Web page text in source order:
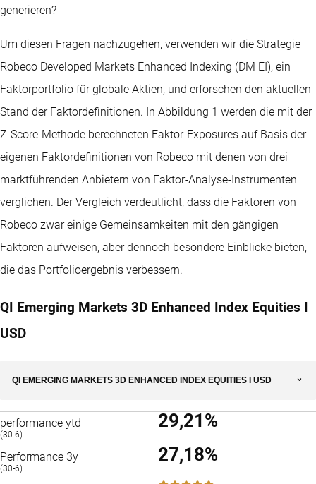
generieren?
Um diesen Fragen nachzugehen, verwenden wir die Strategie
Robeco Developed Markets Enhanced Indexing (DM EI), ein
Faktorportfolio für globale Aktien, und erforschen den aktuellen
Stand der Faktordefinitionen. In Abbildung 1 werden die mit der
Z-Score-Methode berechneten Faktor-Exposures auf Basis der
eigenen Faktordefinitionen von Robeco mit denen von drei
marktführenden Anbietern von Faktor-Analyse-Instrumenten
verglichen. Der Vergleich verdeutlicht, dass die Faktoren von
Robeco zwar einige Gemeinsamkeiten mit den gängigen
Faktoren aufweisen, aber dennoch besondere Einblicke bieten,
die das Portfolioergebnis verbessern.
QI Emerging Markets 3D Enhanced Index Equities I
USD
QI EMERGING MARKETS 3D ENHANCED INDEX EQUITIES I USD
performance ytd
(30-6)
29,21%
Performance 3y
(30-6)
27,18%